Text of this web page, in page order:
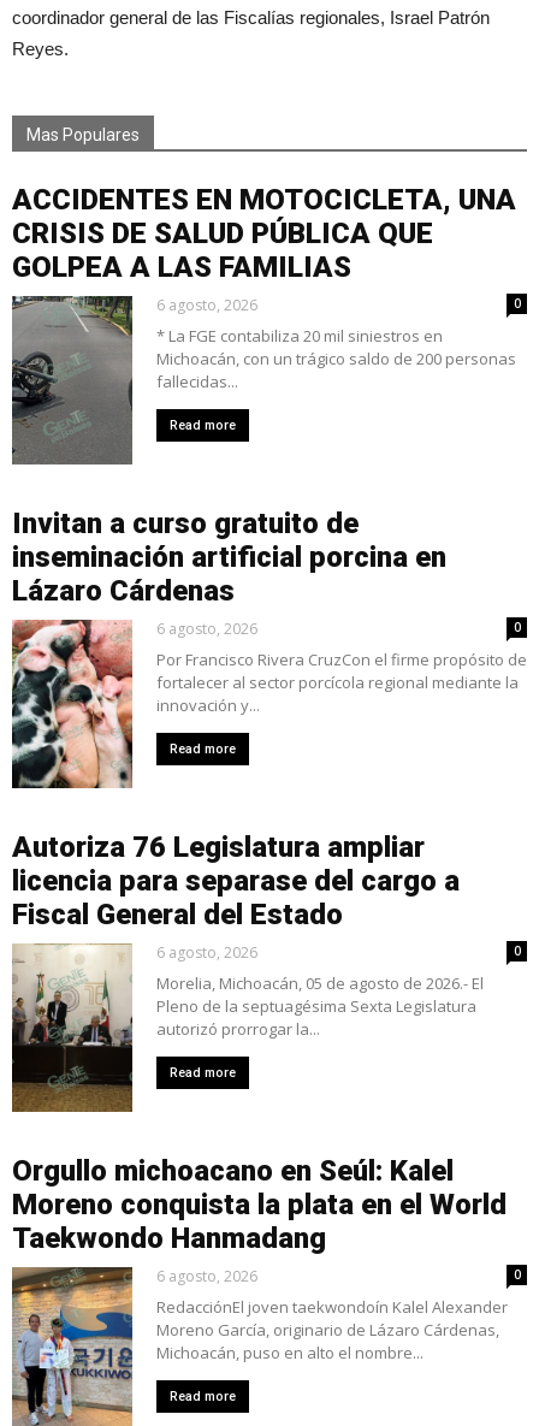
coordinador general de las Fiscalías regionales, Israel Patrón
Reyes.
Mas Populares
ACCIDENTES EN MOTOCICLETA, UNA
CRISIS DE SALUD PÚBLICA QUE
GOLPEA A LAS FAMILIAS
6 agosto, 2026 0
* La FGE contabiliza 20 mil siniestros en
Michoacán, con un trágico saldo de 200 personas
fallecidas...
Read more
Invitan a curso gratuito de
inseminación artificial porcina en
Lázaro Cárdenas
6 agosto, 2026 0
Por Francisco Rivera CruzCon el firme propósito de
fortalecer al sector porcícola regional mediante la
innovación y...
Read more
Autoriza 76 Legislatura ampliar
licencia para separase del cargo a
Fiscal General del Estado
6 agosto, 2026 0
Morelia, Michoacán, 05 de agosto de 2026.- El
Pleno de la septuagésima Sexta Legislatura
autorizó prorrogar la...
Read more
Orgullo michoacano en Seúl: Kalel
Moreno conquista la plata en el World
Taekwondo Hanmadang
6 agosto, 2026 0
RedacciónEl joven taekwondoín Kalel Alexander
Moreno García, originario de Lázaro Cárdenas,
Michoacán, puso en alto el nombre...
Read more